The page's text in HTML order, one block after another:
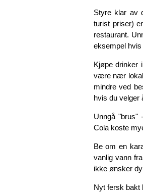
Styre klar av
turist priser)
restaurant.
eksempel
Kjøpe drinker
være nær
mindre ved
hvis du velger
Unngå "brus"
Cola koste
Be om en
vanlig vann
ikke ønsker
Nyt fersk bakt